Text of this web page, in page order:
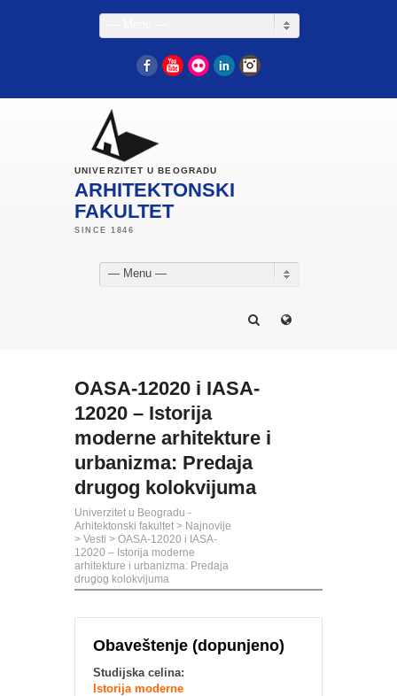
FacebookYouTube
Flickr LinkedIn
UNIVERZITET U BEOGRADU
ARHITEKTONSKI
FAKULTET
— Menu —
OASA-12020 i IASA-
12020 – Istorija
moderne arhitekture i
urbanizma: Predaja
drugog kolokvijuma
Univerzitet u Beogradu -
Arhitektonski fakultet > Najnovije
> Vesti > OASA-12020 i IASA-
12020 – Istorija moderne
arhitekture i urbanizma: Predaja
drugog kolokvijuma
Obaveštenje (dopunjeno)
Studijska celina:
Istorija moderne